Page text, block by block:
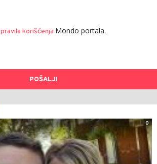
pravila korišćenja Mondo portala.
POŠALJI
0